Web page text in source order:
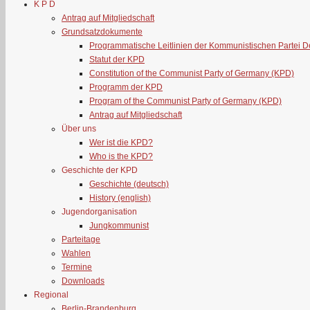
K P D
Antrag auf Mitgliedschaft
Grundsatzdokumente
Programmatische Leitlinien der Kommunistischen Partei
Statut der KPD
Constitution of the Communist Party of Germany (KPD)
Programm der KPD
Program of the Communist Party of Germany (KPD)
Antrag auf Mitgliedschaft
Über uns
Wer ist die KPD?
Who is the KPD?
Geschichte der KPD
Geschichte (deutsch)
History (english)
Jugendorganisation
Jungkommunist
Parteitage
Wahlen
Termine
Downloads
Regional